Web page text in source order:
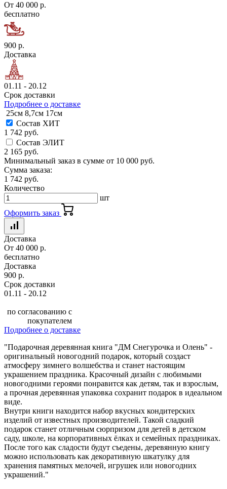
От 40 000 р.
бесплатно
900 р.
Доставка
01.11 - 20.12
Срок доставки
Подробнее о доставке
25см 8,7см 17см
Состав ХИТ
1 742 руб.
Состав ЭЛИТ
2 165 руб.
Минимальный заказ в сумме от 10 000 руб.
Сумма заказа:
1 742 руб.
Количество
шт
Оформить заказ
Доставка
От 40 000 р.
бесплатно
Доставка
900 р.
Срок доставки
01.11 - 20.12
по согласованию с
покупателем
Подробнее о доставке
"Подарочная деревянная книга "ДМ Снегурочка и Олень" -
оригинальный новогодний подарок, который создаст
атмосферу зимнего волшебства и станет настоящим
украшением праздника. Красочный дизайн с любимыми
новогодними героями понравится как детям, так и взрослым,
а прочная деревянная упаковка сохранит подарок в идеальном
виде.
Внутри книги находится набор вкусных кондитерских
изделий от известных производителей. Такой сладкий
подарок станет отличным сюрпризом для детей в детском
саду, школе, на корпоративных ёлках и семейных праздниках.
После того как сладости будут съедены, деревянную книгу
можно использовать как декоративную шкатулку для
хранения памятных мелочей, игрушек или новогодних
украшений."